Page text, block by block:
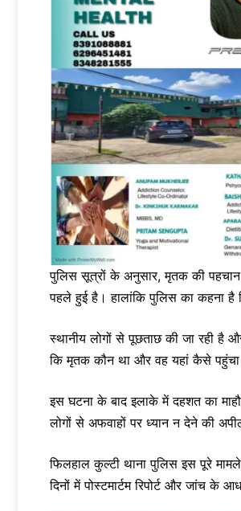
पुलिस सूत्रों के अनुसार, मृतक की
पहले हुई है। हालांकि पुलिस का कहना है
स्थानीय लोगों से पूछताछ की जा रही है
कि मृतक कौन था और वह यहां कैसे
इस घटना के बाद इलाके में दहशत का
लोगों से अफवाहों पर ध्यान न देने की
फिलहाल कुल्टी थाना पुलिस इस पूरे
दिनों में पोस्टमार्टम रिपोर्ट और जांच के